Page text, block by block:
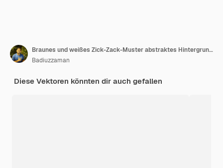
Braunes und weißes Zick-Zack-Muster abstraktes Hintergrund für Stoffstil
Badiuzzaman
Diese Vektoren könnten dir auch gefallen